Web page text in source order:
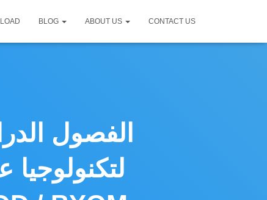
BLOG ABOUT US CONTACT US
الفصول